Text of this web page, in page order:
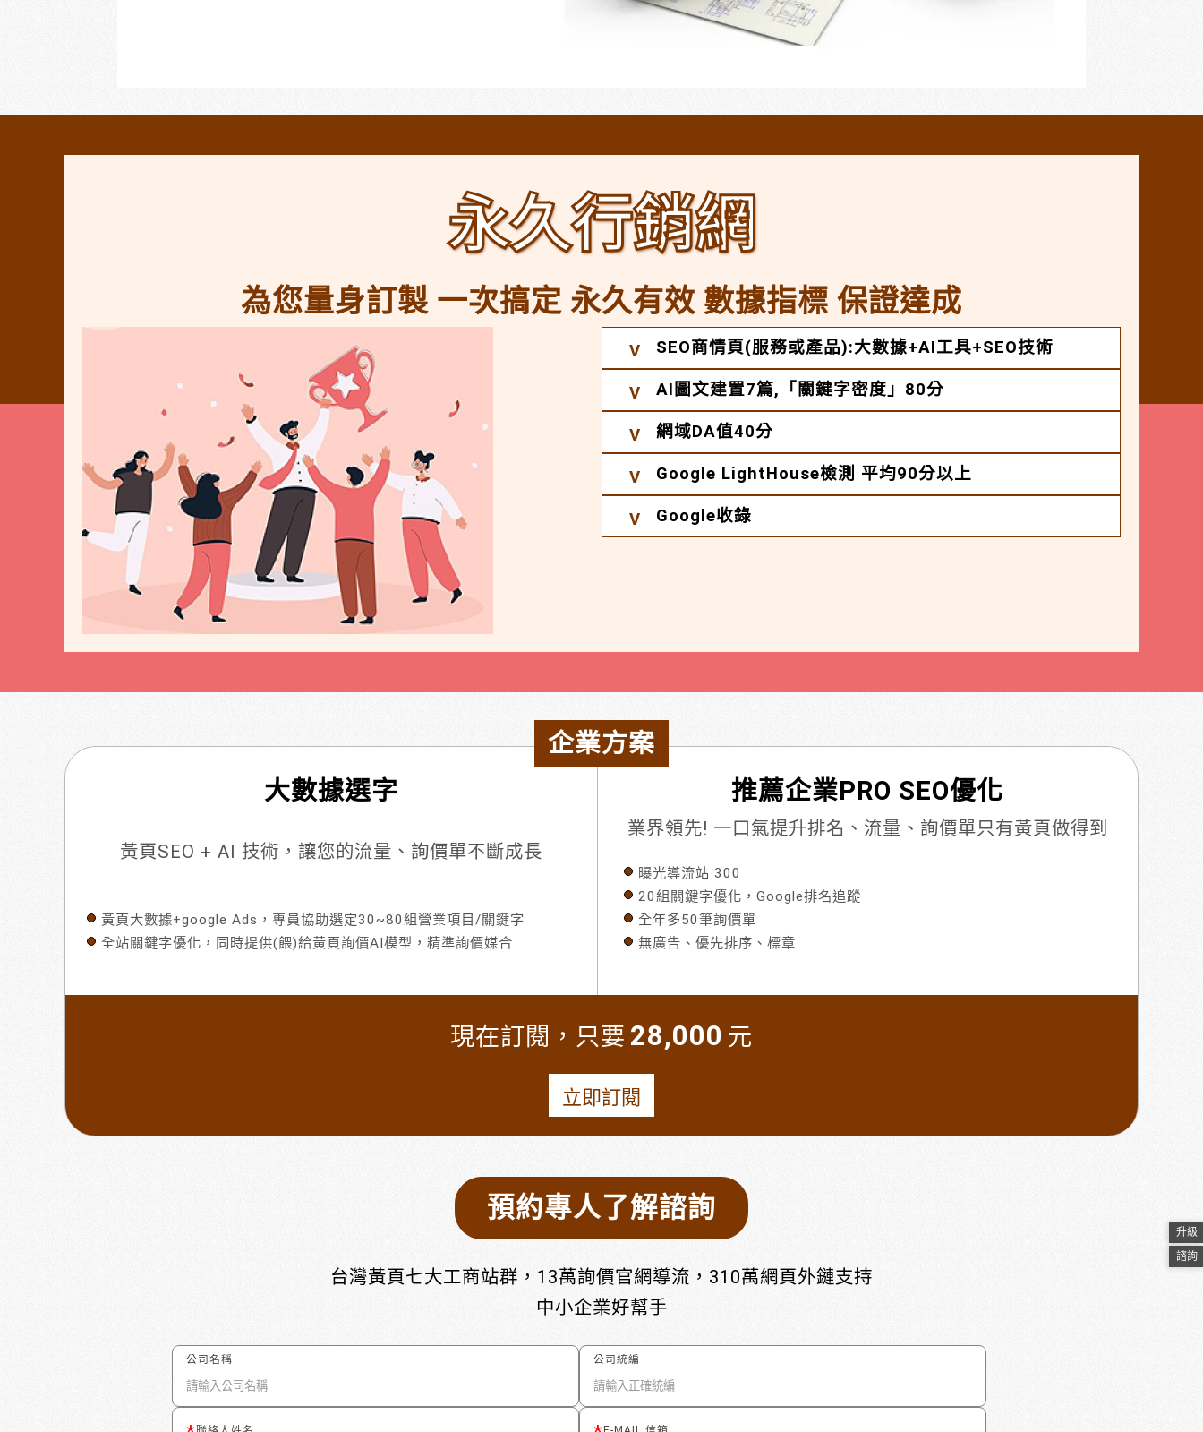
永久行銷網
為您量身訂製 一次搞定 永久有效 數據指標 保證達成
SEO商情頁(服務或產品):大數據+AI工具+SEO技術
AI圖文建置7篇,「關鍵字密度」80分
網域DA值40分
Google LightHouse檢測 平均90分以上
Google收錄
企業方案
大數據選字
黃頁SEO + AI 技術，讓您的流量、詢價單不斷成長
黃頁大數據+google Ads，專員協助選定30~80組營業項目/關鍵字
全站關鍵字優化，同時提供(餵)給黃頁詢價AI模型，精準詢價媒合
推薦企業PRO SEO優化
業界領先! 一口氣提升排名、流量、詢價單只有黃頁做得到
曝光導流站 300
20組關鍵字優化，Google排名追蹤
全年多50筆詢價單
無廣告、優先排序、標章
現在訂閱，只要 28,000 元
立即訂閱
預約專人了解諮詢
台灣黃頁七大工商站群，13萬詢價官網導流，310萬網頁外鏈支持
中小企業好幫手
公司名稱 公司統編
升級
諮詢